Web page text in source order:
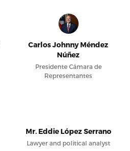
Carlos Johnny Méndez
Núñez
Presidente Cámara de
Representantes
Mr. Eddie López Serrano
Lawyer and political analyst